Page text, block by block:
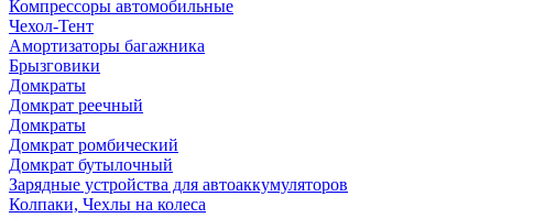
Компрессоры автомобильные
Чехол-Тент
Амортизаторы багажника
Брызговики
Домкраты
Домкрат реечный
Домкраты
Домкрат ромбический
Домкрат бутылочный
Зарядные устройства для автоаккумуляторов
Колпаки, Чехлы на колеса